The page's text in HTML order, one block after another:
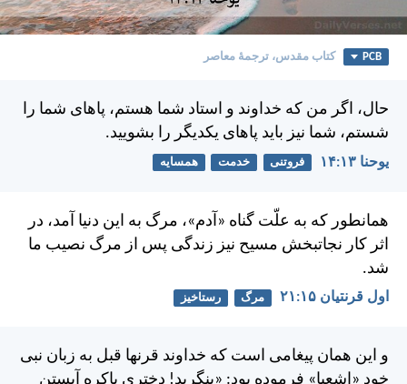
PCB کتاب مقدس، ترجمۀ معاصر
حال، اگر من كه خداوند و استاد شما هستم، پاهای شما را
شستم، شما نيز بايد پاهای يكديگر را بشوييد.
يوحنا ۱۳:‏۱۴ فروتنی خدمت همسایه
همانطور كه به علّت گناه «آدم»، مرگ به اين دنيا آمد، در
اثر كار نجاتبخش مسيح نيز زندگی پس از مرگ نصيب ما
شد.
اول قرنتیان ۱۵:‏۲۱ مرگ رستاخیز
و اين همان پيغامی است كه خداوند قرنها قبل به زبان نبی
خود «اشعيا» فرموده بود: «بنگريد! دختری باكره آبستن